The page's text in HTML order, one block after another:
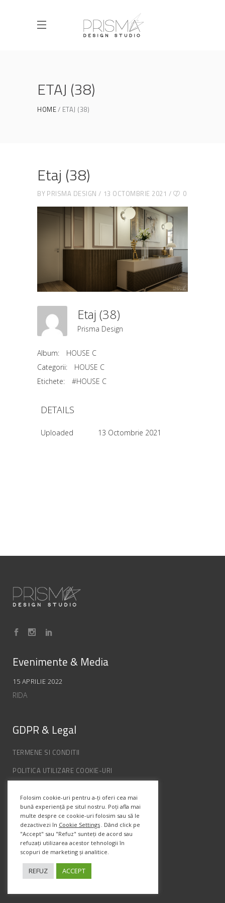
ETAJ (38)
HOME ETAJ (38)
Etaj (38)
BY PRISMA DESIGN 13 OCTOMBRIE 2021 0
Etaj (38)
Prisma Design
Album:
HOUSE C
Categorii:
HOUSE C
Etichete:
#HOUSE C
DETAILS
Uploaded 13 Octombrie 2021
Evenimente & Media
15 APRILIE 2022
RIDA
GDPR & Legal
TERMENE SI CONDITII
POLITICA UTILIZARE COOKIE-URI
ANPC
Info Contact
Str. Semenic, Nr.1, Ap.5, Timisoara.
Telefon:(+4) 0747 066 701
Folosim cookie-uri pentru a-ți oferi cea mai
bună experiență pe situl nostru. Poți afla mai
multe despre ce cookie-uri folosim sau să le
dezactivezi în Cookie Settings . Dând click pe
"Accept" sau "Refuz" sunteți de acord sau
refuzați utilizarea acestor tehnologii în
scopuri de marketing și analitice.
REFUZ ACCEPT